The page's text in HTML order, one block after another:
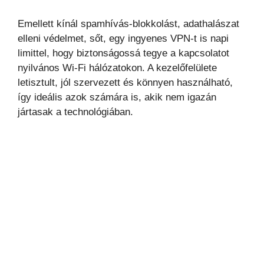
Emellett kínál spamhívás-blokkolást, adathalászat
elleni védelmet, sőt, egy ingyenes VPN-t is napi
limittel, hogy biztonságossá tegye a kapcsolatot
nyilvános Wi-Fi hálózatokon. A kezelőfelülete
letisztult, jól szervezett és könnyen használható,
így ideális azok számára is, akik nem igazán
jártasak a technológiában.